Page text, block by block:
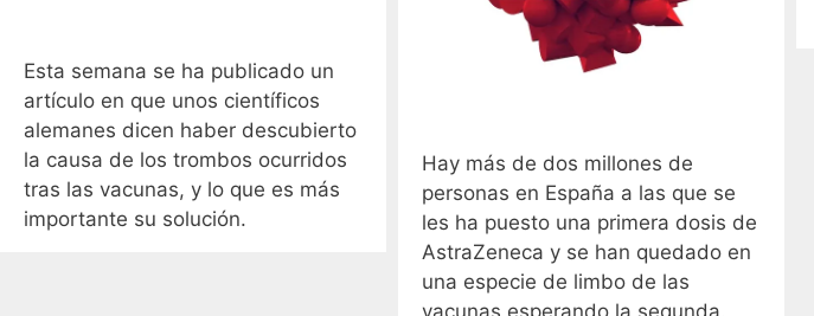
Esta semana se ha publicado un
artículo en que unos científicos
alemanes dicen haber descubierto
la causa de los trombos ocurridos
tras las vacunas, y lo que es más
importante su solución.
Hay más de dos millones de
personas en España a las que se
les ha puesto una primera dosis de
AstraZeneca y se han quedado en
una especie de limbo de las
vacunas esperando la segunda.